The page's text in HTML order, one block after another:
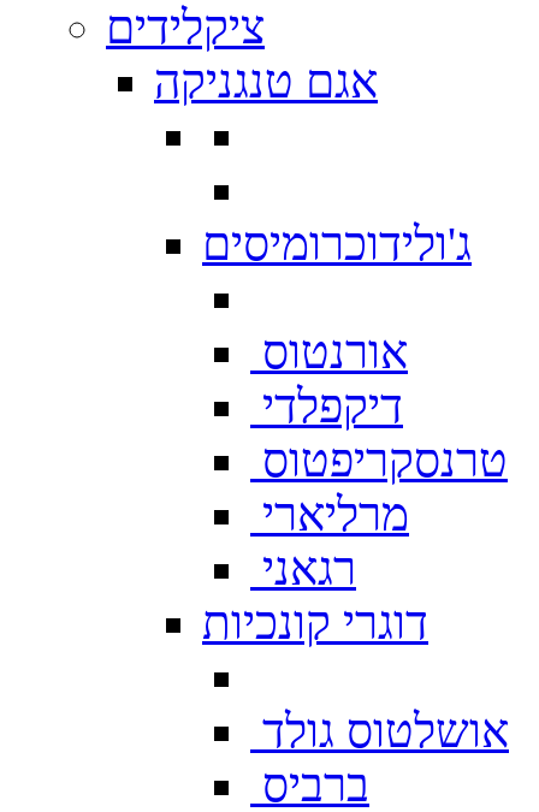
ציקלידים
אגם טנגניקה
ג'ולידוכרומיסים
אורנטוס
דיקפלדי
טרנסקריפטוס
מרליארי
רגאני
דוגרי קונכיות
אושלטוס גולד
ברביס